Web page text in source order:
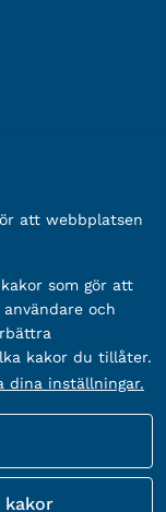
att webbplatsen
som gör att
och
kakor du tillåter.
dina inställningar.
kakor